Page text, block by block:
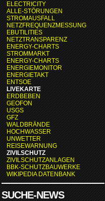
ELECTRICITY
ALLE-STÖRUNGEN
STROMAUSFALL
NETZFREQUENZMESSUNG
EBUTILITIES
NETZTRANSPARENZ
ENERGY-CHARTS
STROMMARKT
ENERGY-CHARTS
ENERGIEMONITOR
ENERGIETAKT
ENTSOE
LIVEKARTE
ERDBEBEN
GEOFON
USGS
GFZ
WALDBRÄNDE
HOCHWASSER
UNWETTER
REISEWARNUNG
ZIVILSCHUTZ
ZIVILSCHUTZANLAGEN
BBK-SCHUTZBAUWERKE
WIKIPEDIA DATENBANK
SUCHE-NEWS